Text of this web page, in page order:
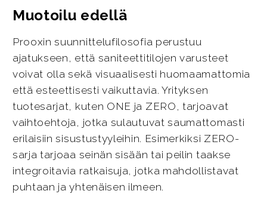
Muotoilu edellä
Prooxin suunnittelufilosofia perustuu
ajatukseen, että saniteettitilojen varusteet
voivat olla sekä visuaalisesti huomaamattomia
että esteettisesti vaikuttavia. Yrityksen
tuotesarjat, kuten ONE ja ZERO, tarjoavat
vaihtoehtoja, jotka sulautuvat saumattomasti
erilaisiin sisustustyyleihin. Esimerkiksi ZERO-
sarja tarjoaa seinän sisään tai peilin taakse
integroitavia ratkaisuja, jotka mahdollistavat
puhtaan ja yhtenäisen ilmeen.